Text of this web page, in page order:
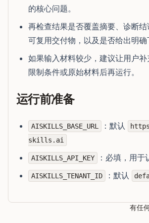
的核心问题。
再检查结果是否覆盖摘要、诊断
可复用交付物，以及是否给出明确
如果输入材料较少，建议让用户补
限制条件或原始材料后再运行。
运行前准备
AISKILLS_BASE_URL ：默认
skills.ai
AISKILLS_API_KEY ：必填，用于
AISKILLS_TENANT_ID ：默认
有任